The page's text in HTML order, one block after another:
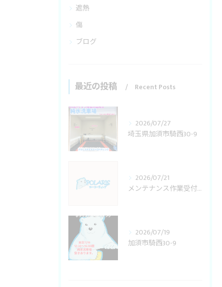
遮熱
傷
ブログ
最近の投稿 Recent Posts
2026/07/27
埼玉県加須市騎西30-9
2026/07/21
メンテナンス作業受付変更
2026/07/19
加須市騎西30-9